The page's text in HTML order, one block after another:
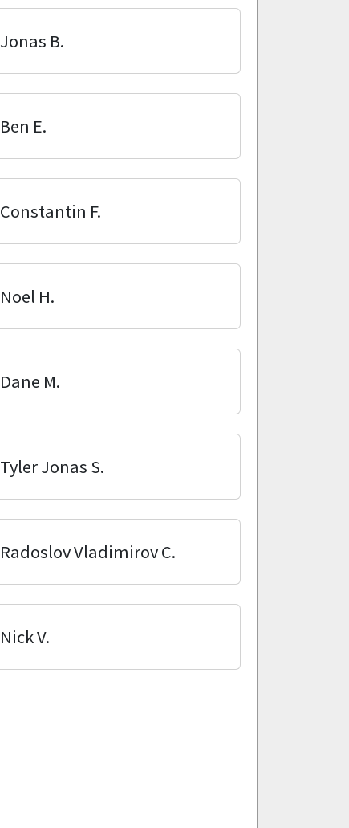
Jonas B.
Ben E.
Constantin F.
Noel H.
Dane M.
Tyler Jonas S.
Radoslov Vladimirov C.
Nick V.